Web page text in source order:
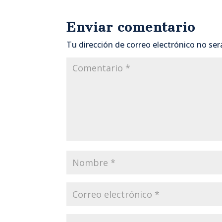
Enviar comentario
Tu dirección de correo electrónico no